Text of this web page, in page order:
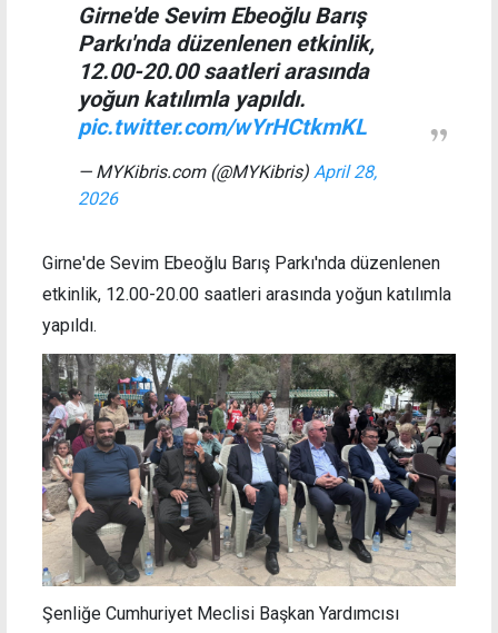
Girne'de Sevim Ebeoğlu Barış
Parkı'nda düzenlenen etkinlik,
12.00-20.00 saatleri arasında
yoğun katılımla yapıldı.
pic.twitter.com/wYrHCtkmKL
— MYKibris.com (@MYKibris) April 28,
2026
Girne'de Sevim Ebeoğlu Barış Parkı'nda düzenlenen
etkinlik, 12.00-20.00 saatleri arasında yoğun katılımla
yapıldı.
Şenliğe Cumhuriyet Meclisi Başkan Yardımcısı